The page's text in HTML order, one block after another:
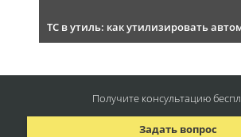
ТС в утиль: как утилизировать
Задать вопрос
Получите консультацию